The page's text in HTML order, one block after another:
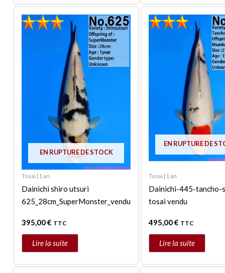
EN RUPTURE DE STOCK
Tosai | 1 an
Dainichi shiro utsuri
625_28cm_SuperMonster_vendu
395,00€ TTC
Lire la suite
EN RUPTURE DE
Tosai | 1 an
Dainichi-445-tancho-
tosai vendu
495,00€ TTC
Lire la suite